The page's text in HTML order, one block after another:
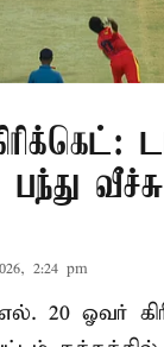
வீச்சு
2:24 pm
20 ஓவர்